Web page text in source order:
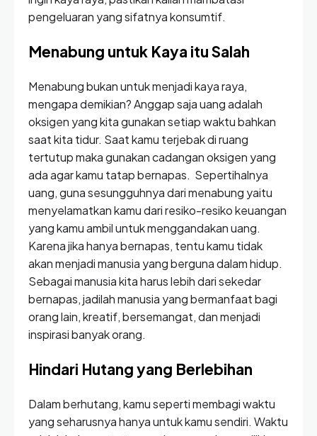
pengeluaran yang sifatnya konsumtif.
Menabung untuk Kaya itu Salah
Menabung bukan untuk menjadi kaya raya,
mengapa demikian? Anggap saja uang adalah
oksigen yang kita gunakan setiap waktu bahkan
saat kita tidur. Saat kamu terjebak di ruang
tertutup maka gunakan cadangan oksigen yang
ada agar kamu tatap bernapas. Sepertihalnya
uang, guna sesungguhnya dari menabung yaitu
menyelamatkan kamu dari resiko-resiko keuangan
yang kamu ambil untuk menggandakan uang.
Karena jika hanya bernapas, tentu kamu tidak
akan menjadi manusia yang berguna dalam hidup.
Sebagai manusia kita harus lebih dari sekedar
bernapas, jadilah manusia yang bermanfaat bagi
orang lain, kreatif, bersemangat, dan menjadi
inspirasi banyak orang.
Hindari Hutang yang Berlebihan
Dalam berhutang, kamu seperti membagi waktu
yang seharusnya hanya untuk kamu sendiri. Waktu